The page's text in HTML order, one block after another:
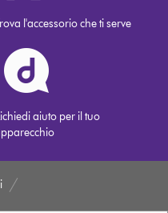
l'accessorio che ti serve
aiuto per il tuo